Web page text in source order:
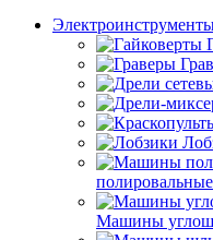
полировальные
Машины